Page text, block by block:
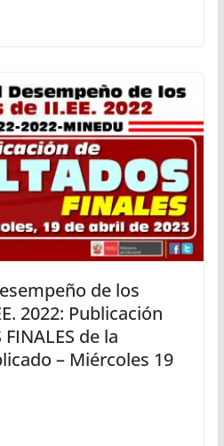
de los
2022: Publicación
de la
– Miércoles 19